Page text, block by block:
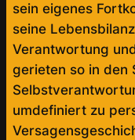
sein eigenes
seine
Verantwortung
gerieten so in den
umdefiniert zu